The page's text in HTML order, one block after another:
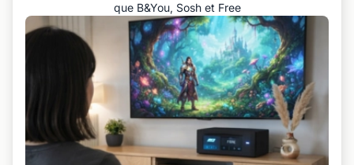
que B&You, Sosh et Free